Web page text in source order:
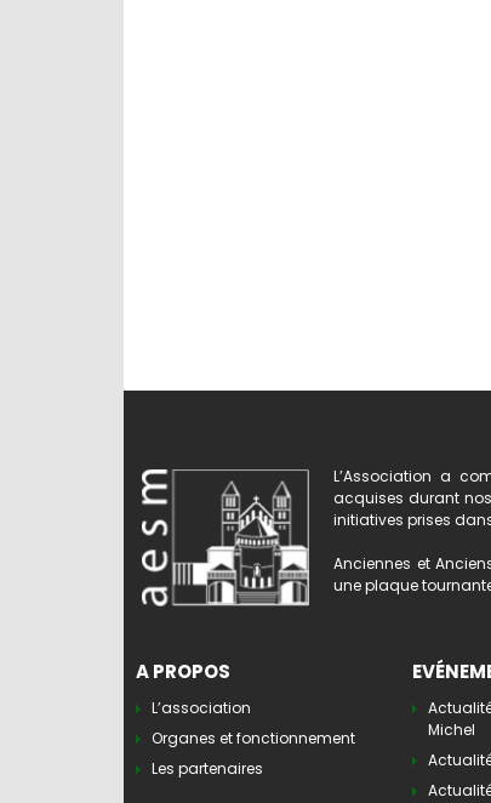
L’Association a
acquises durant
initiatives prises
Anciennes et
une plaque
A PROPOS
L’association
Organes et fonctionnement
Les partenaires
Michel